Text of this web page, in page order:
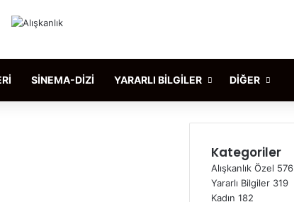
SINEMA-DIZI YARARLI BILGILER DIĞER
Kategoriler
Alışkanlık Özel 576
Yararlı Bilgiler 319
Kadın 182